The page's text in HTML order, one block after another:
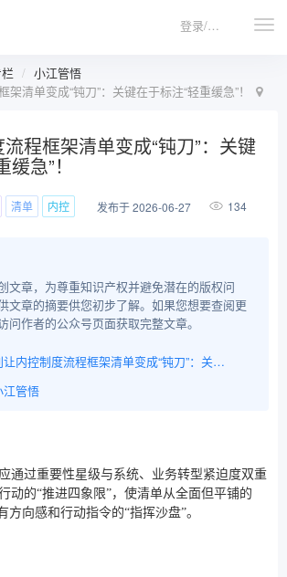
登录/注册
小江管悟
清单变成“钝刀”：关键在于标注“轻重缓急”！
程框架清单变成“钝刀”：关键
急”！
清单 内控 发布于 2026-06-27 134
文章，为尊重知识产权并避免潜在的版权问
文章的摘要供您初步了解。如果您想要查阅更
问作者的公众号页面获取完整文章。
别让内控制度流程框架清单变成“钝刀”：关键在于标注“轻重缓急”！
江管悟
通过重要性星级与系统、业务转型紧迫度双重
动的“推进四象限”，使清单从全面但平铺的
方向感和行动指令的“指挥沙盘”。